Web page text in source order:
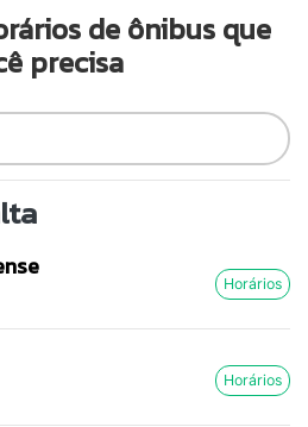
Todos os direitos reservados.
de ônibus que
precisa
Horários
Horários